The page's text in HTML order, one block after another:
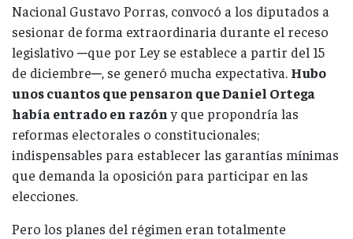
Nacional Gustavo Porras, convocó a los diputados a
sesionar de forma extraordinaria durante el receso
legislativo ─que por Ley se establece a partir del 15
de diciembre─, se generó mucha expectativa. Hubo
unos cuantos que pensaron que Daniel Ortega
había entrado en razóny que propondría las
reformas electorales o constitucionales;
indispensables para establecer las garantías mínimas
que demanda la oposición para participar en las
elecciones.
Pero los planes del régimen eran totalmente